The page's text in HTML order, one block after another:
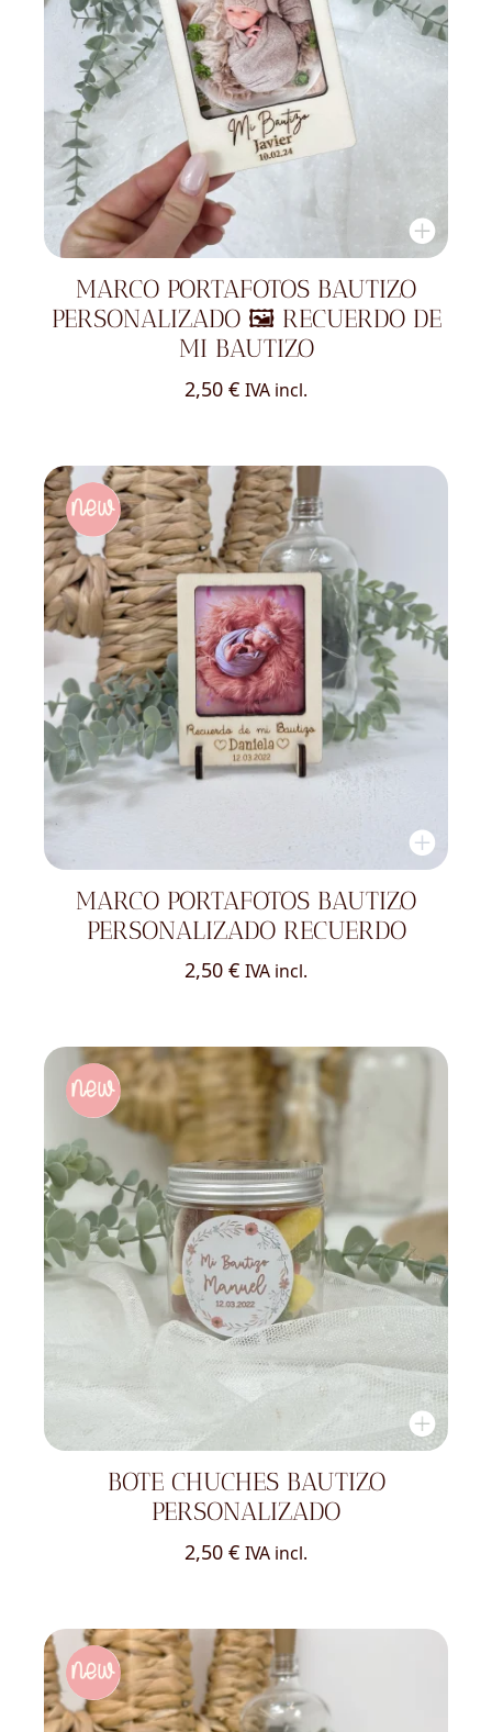
MARCO PORTAFOTOS BAUTIZO
PERSONALIZADO 🖼️ RECUERDO DE
MI BAUTIZO
2,50 € IVA incl.
MARCO PORTAFOTOS BAUTIZO
PERSONALIZADO RECUERDO
2,50 € IVA incl.
BOTE CHUCHES BAUTIZO
PERSONALIZADO
2,50 € IVA incl.